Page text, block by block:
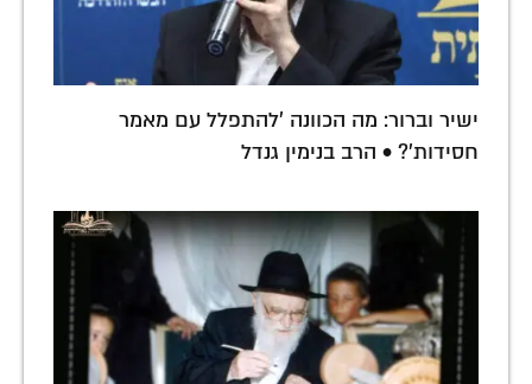
ישיר וברור: מה הכוונה 'להתפלל עם מאמר
חסידות'? • הרב בנימין גנדל